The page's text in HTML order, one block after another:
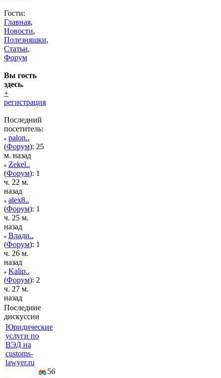
Гости:
Главная,
Новости,
Полезняшки,
Статьи,
Форум
Вы гость
здесь.
+
регистрация
Последний
посетитель:
palon..
(Форум): 25
м. назад
Zekel..
(Форум): 1
ч. 22 м.
назад
alex8..
(Форум): 1
ч. 25 м.
назад
Влади..
(Форум): 1
ч. 26 м.
назад
Kalip..
(Форум): 2
ч. 27 м.
назад
Последние
дискуссии
Юридические
услуги по
ВЭД на
customs-
lawyer.ru
56